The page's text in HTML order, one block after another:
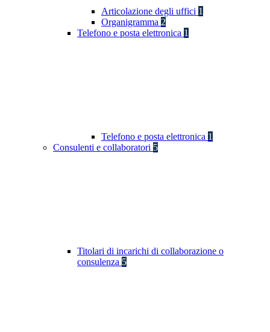
Articolazione degli uffici 1
Organigramma 2
Telefono e posta elettronica 1
Telefono e posta elettronica 1
Consulenti e collaboratori 5
Titolari di incarichi di collaborazione o
consulenza 5